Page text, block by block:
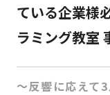
ている企業様
ラミング教室
～反響に応えて